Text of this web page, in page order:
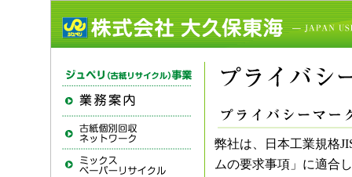
弊社は、日本工業規格
ムの要求事項」に適合